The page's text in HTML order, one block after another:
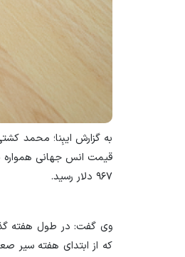
به گزارش ایبِنا؛ محمد
۹۶۷ دلار رسید.
وی گفت: در طول هفته